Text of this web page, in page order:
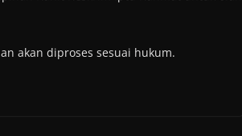
akan diproses sesuai hukum.